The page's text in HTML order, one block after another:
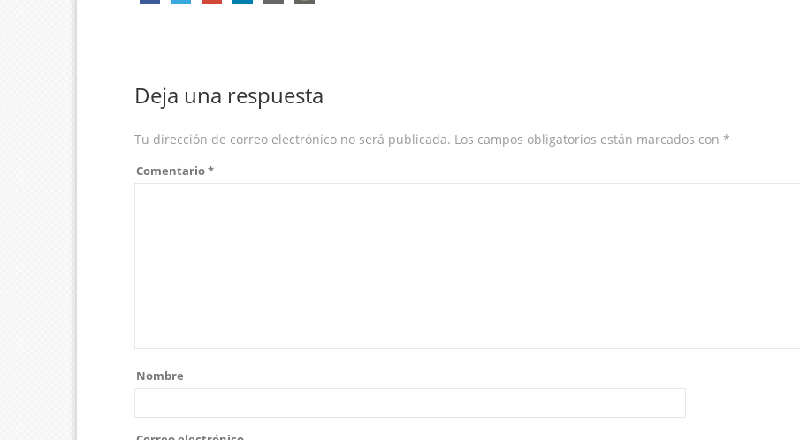
Deja una respuesta
Tu dirección de correo electrónico no será publicada. Los campos obligatorios están marcados con *
Comentario*
Nombre